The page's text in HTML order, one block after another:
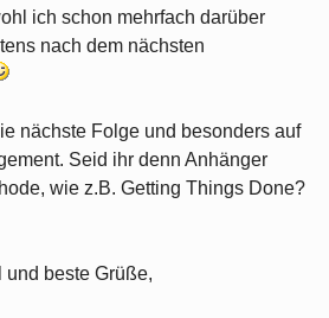
ich schon mehrfach darüber
nach dem nächsten
nächste Folge und besonders auf
Seid ihr denn Anhänger
wie z.B. Getting Things Done?
und beste Grüße,